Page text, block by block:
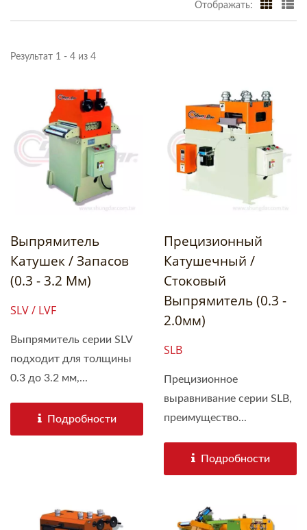
Отображать:
Результат 1 - 4 из 4
Выпрямитель
Катушек / Запасов
(0.3 - 3.2 Мм)
SLV / LVF
Выпрямитель серии SLV
подходит для толщины
0.3 до 3.2 мм,...
Подробности
Прецизионный
Катушечный /
Стоковый
Выпрямитель (0.3 -
2.0мм)
SLB
Прецизионное
выравнивание серии SLB,
преимущество...
Подробности